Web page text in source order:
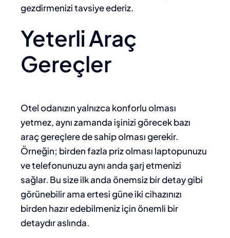
gezdirmenizi tavsiye ederiz.
Yeterli Araç
Gereçler
Otel odanızın yalnızca konforlu olması
yetmez, aynı zamanda işinizi görecek bazı
araç gereçlere de sahip olması gerekir.
Örneğin; birden fazla priz olması laptopunuzu
ve telefonunuzu aynı anda şarj etmenizi
sağlar. Bu size ilk anda önemsiz bir detay gibi
görünebilir ama ertesi güne iki cihazınızı
birden hazır edebilmeniz için önemli bir
detaydır aslında.